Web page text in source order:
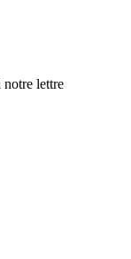
lettre